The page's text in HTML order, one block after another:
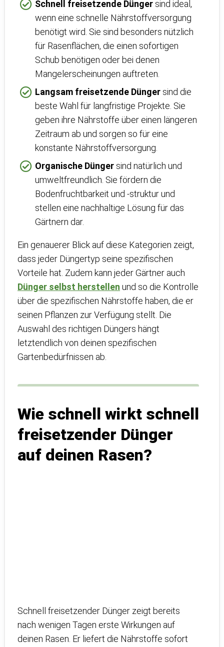
Schnell freisetzende Dünger sind ideal,
wenn eine schnelle Nährstoffversorgung
benötigt wird. Sie sind besonders nützlich
für Rasenflächen, die einen sofortigen
Schub benötigen oder bei denen
Mangelerscheinungen auftreten.
Langsam freisetzende Dünger sind die
beste Wahl für langfristige Projekte. Sie
geben ihre Nährstoffe über einen längeren
Zeitraum ab und sorgen so für eine
konstante Nährstoffversorgung.
Organische Dünger sind natürlich und
umweltfreundlich. Sie fördern die
Bodenfruchtbarkeit und -struktur und
stellen eine nachhaltige Lösung für das
Gärtnern dar.
Ein genauerer Blick auf diese Kategorien zeigt,
dass jeder Düngertyp seine spezifischen
Vorteile hat. Zudem kann jeder Gärtner auch
Dünger selbst herstellen und so die Kontrolle
über die spezifischen Nährstoffe haben, die er
seinen Pflanzen zur Verfügung stellt. Die
Auswahl des richtigen Düngers hängt
letztendlich von deinen spezifischen
Gartenbedürfnissen ab.
Wie schnell wirkt schnell
freisetzender Dünger
auf deinen Rasen?
Schnell freisetzender Dünger zeigt bereits
nach wenigen Tagen erste Wirkungen auf
deinen Rasen. Er liefert die Nährstoffe sofort